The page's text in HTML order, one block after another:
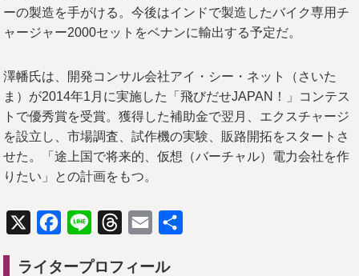
ーの製造を手がける。今後はインドで製造したバイク専用チ
ャージャー2000セットをベナンに輸出する予定だ。
澤幡氏は、開発コンサル会社アイ・シー・ネット（さいた
ま）が2014年1月に実施した「飛びだせJAPAN！」コンテス
トで優秀賞を受賞。獲得した補助金で翌月、エクスチャージ
を設立し、市場調査、試作機の実験、販路開拓をスタートさ
せた。「途上国で将来的、仮想（バーチャル）電力会社を作
りたい」との計画をもつ。
X Facebook
Line ThreadsEmail
ライタープロフィール